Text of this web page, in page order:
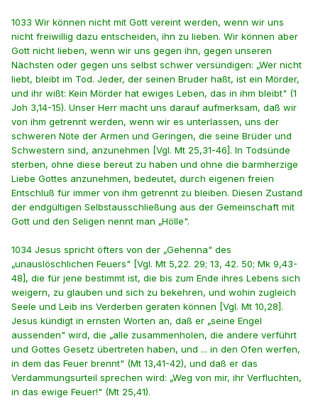
1033 Wir können nicht mit Gott vereint werden, wenn wir uns
nicht freiwillig dazu entscheiden, ihn zu lieben. Wir können aber
Gott nicht lieben, wenn wir uns gegen ihn, gegen unseren
Nächsten oder gegen uns selbst schwer versündigen: „Wer nicht
liebt, bleibt im Tod. Jeder, der seinen Bruder haßt, ist ein Mörder,
und ihr wißt: Kein Mörder hat ewiges Leben, das in ihm bleibt" (1
Joh 3,14-15). Unser Herr macht uns darauf aufmerksam, daß wir
von ihm getrennt werden, wenn wir es unterlassen, uns der
schweren Nöte der Armen und Geringen, die seine Brüder und
Schwestern sind, anzunehmen [Vgl. Mt 25,31-46]. In Todsünde
sterben, ohne diese bereut zu haben und ohne die barmherzige
Liebe Gottes anzunehmen, bedeutet, durch eigenen freien
Entschluß für immer von ihm getrennt zu bleiben. Diesen Zustand
der endgültigen Selbstausschließung aus der Gemeinschaft mit
Gott und den Seligen nennt man „Hölle".
1034 Jesus spricht öfters von der „Gehenna" des
„unauslöschlichen Feuers" [Vgl. Mt 5,22. 29; 13, 42. 50; Mk 9,43-
48], die für jene bestimmt ist, die bis zum Ende ihres Lebens sich
weigern, zu glauben und sich zu bekehren, und wohin zugleich
Seele und Leib ins Verderben geraten können [Vgl. Mt 10,28].
Jesus kündigt in ernsten Worten an, daß er „seine Engel
aussenden" wird, die „alle zusammenholen, die andere verführt
und Gottes Gesetz übertreten haben, und ... in den Ofen werfen,
in dem das Feuer brennt" (Mt 13,41-42), und daß er das
Verdammungsurteil sprechen wird: „Weg von mir, ihr Verfluchten,
in das ewige Feuer!" (Mt 25,41).